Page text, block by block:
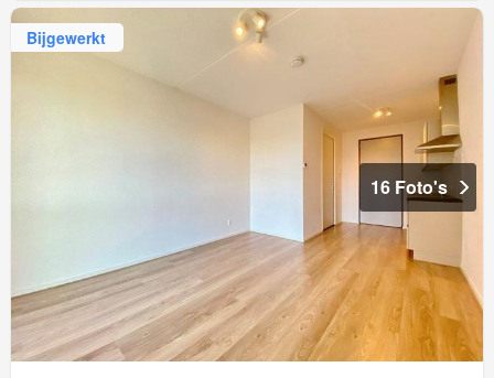
Bijgewerkt
16 Foto's